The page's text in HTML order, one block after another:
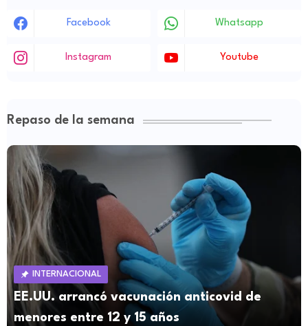
Facebook Whatsapp
Instagram Youtube
Repaso de la semana
INTERNACIONAL
EE.UU. arrancó vacunación anticovid de
menores entre 12 y 15 años